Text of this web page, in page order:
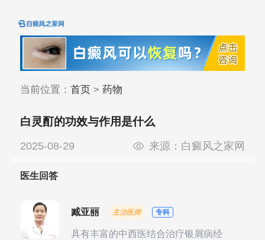
当前位置： 首页> 药物
白灵酊的功效与作用是什么
2025-08-29 来源： 白癜风之家网
医生回答
臧亚丽 主治医师 专科
具有丰富的中西医结合治疗银屑病经